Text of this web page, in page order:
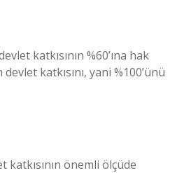
katkısının %60’ına hak
devlet katkısını, yani %100’ünü
katkısının önemli ölçüde